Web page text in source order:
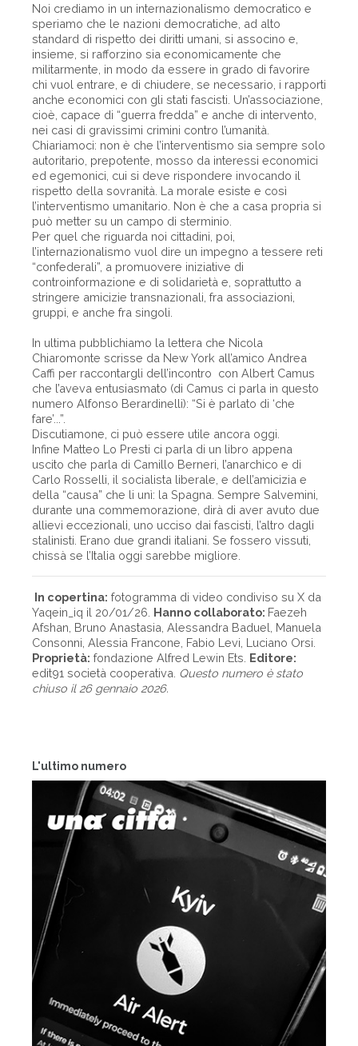
L'ultimo numero
Noi crediamo in un internazionalismo democratico e
speriamo che le nazioni democratiche, ad alto
standard di rispetto dei diritti umani, si associno e,
insieme, si rafforzino sia economicamente che
militarmente, in modo da essere in grado di favorire
chi vuol entrare, e di chiudere, se necessario, i rapporti
anche economici con gli stati fascisti. Un’associazione,
cioè, capace di “guerra fredda” e anche di intervento,
nei casi di gravissimi crimini contro l’umanità.
Chiariamoci: non è che l’interventismo sia sempre solo
autoritario, prepotente, mosso da interessi economici
ed egemonici, cui si deve rispondere invocando il
rispetto della sovranità. La morale esiste e così
l’interventismo umanitario. Non è che a casa propria si
può metter su un campo di sterminio.
Per quel che riguarda noi cittadini, poi,
l’internazionalismo vuol dire un impegno a tessere reti
“confederali”, a promuovere iniziative di
controinformazione e di solidarietà e, soprattutto a
stringere amicizie transnazionali, fra associazioni,
gruppi, e anche fra singoli.
In ultima pubblichiamo la lettera che Nicola
Chiaromonte scrisse da New York all’amico Andrea
Caffi per raccontargli dell’incontro con Albert Camus
che l’aveva entusiasmato (di Camus ci parla in questo
numero Alfonso Berardinelli): “Si è parlato di ‘che
fare’...”.
Discutiamone, ci può essere utile ancora oggi.
Infine Matteo Lo Presti ci parla di un libro appena
uscito che parla di Camillo Berneri, l’anarchico e di
Carlo Rosselli, il socialista liberale, e dell’amicizia e
della “causa” che li unì: la Spagna. Sempre Salvemini,
durante una commemorazione, dirà di aver avuto due
allievi eccezionali, uno ucciso dai fascisti, l’altro dagli
stalinisti. Erano due grandi italiani. Se fossero vissuti,
chissà se l’Italia oggi sarebbe migliore.
In copertina: fotogramma di video condiviso su X da
Yaqein_iq il 20/01/26. Hanno collaborato: Faezeh
Afshan, Bruno Anastasia, Alessandra Baduel, Manuela
Consonni, Alessia Francone, Fabio Levi, Luciano Orsi.
Proprietà: fondazione Alfred Lewin Ets. Editore:
edit91 società cooperativa. Questo numero è stato
chiuso il 26 gennaio 2026.